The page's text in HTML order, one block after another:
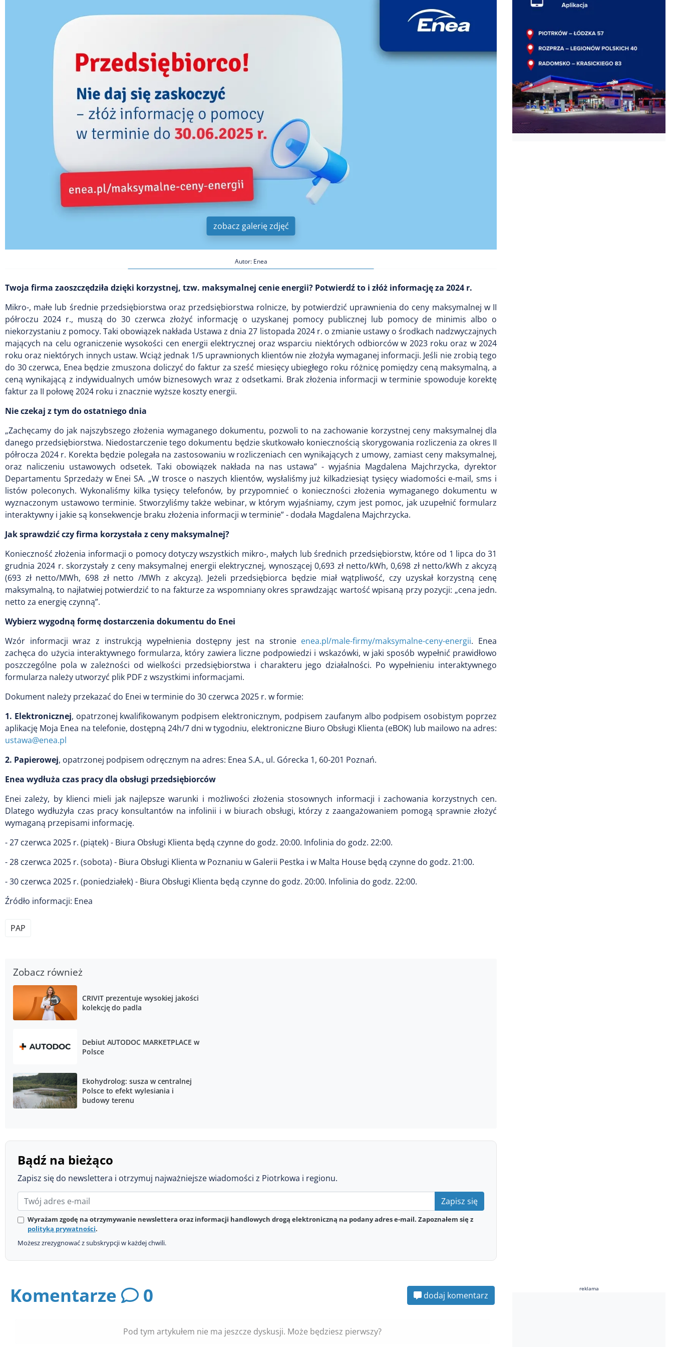
zobacz galerię zdjęć
Autor: Enea
Twoja firma zaoszczędziła dzięki korzystnej, tzw. maksymalnej cenie energii? Potwierdź to i złóż informację za 2024 r.
Mikro-, małe lub średnie przedsiębiorstwa oraz przedsiębiorstwa rolnicze, by potwierdzić uprawnienia do ceny maksymalnej w II
półroczu 2024 r., muszą do 30 czerwca złożyć informację o uzyskanej pomocy publicznej lub pomocy de minimis albo o
niekorzystaniu z pomocy. Taki obowiązek nakłada Ustawa z dnia 27 listopada 2024 r. o zmianie ustawy o środkach nadzwyczajnych
mających na celu ograniczenie wysokości cen energii elektrycznej oraz wsparciu niektórych odbiorców w 2023 roku oraz w 2024
roku oraz niektórych innych ustaw. Wciąż jednak 1/5 uprawnionych klientów nie złożyła wymaganej informacji. Jeśli nie zrobią tego
do 30 czerwca, Enea będzie zmuszona doliczyć do faktur za sześć miesięcy ubiegłego roku różnicę pomiędzy ceną maksymalną, a
ceną wynikającą z indywidualnych umów biznesowych wraz z odsetkami. Brak złożenia informacji w terminie spowoduje korektę
faktur za II połowę 2024 roku i znacznie wyższe koszty energii.
Nie czekaj z tym do ostatniego dnia
„Zachęcamy do jak najszybszego złożenia wymaganego dokumentu, pozwoli to na zachowanie korzystnej ceny maksymalnej dla
danego przedsiębiorstwa. Niedostarczenie tego dokumentu będzie skutkowało koniecznością skorygowania rozliczenia za okres II
półrocza 2024 r. Korekta będzie polegała na zastosowaniu w rozliczeniach cen wynikających z umowy, zamiast ceny maksymalnej,
oraz naliczeniu ustawowych odsetek. Taki obowiązek nakłada na nas ustawa” - wyjaśnia Magdalena Majchrzycka, dyrektor
Departamentu Sprzedaży w Enei SA. „W trosce o naszych klientów, wysłaliśmy już kilkadziesiąt tysięcy wiadomości e-mail, sms i
listów poleconych. Wykonaliśmy kilka tysięcy telefonów, by przypomnieć o konieczności złożenia wymaganego dokumentu w
wyznaczonym ustawowo terminie. Stworzyliśmy także webinar, w którym wyjaśniamy, czym jest pomoc, jak uzupełnić formularz
interaktywny i jakie są konsekwencje braku złożenia informacji w terminie” - dodała Magdalena Majchrzycka.
Jak sprawdzić czy firma korzystała z ceny maksymalnej?
Konieczność złożenia informacji o pomocy dotyczy wszystkich mikro-, małych lub średnich przedsiębiorstw, które od 1 lipca do 31
grudnia 2024 r. skorzystały z ceny maksymalnej energii elektrycznej, wynoszącej 0,693 zł netto/kWh, 0,698 zł netto/kWh z akcyzą
(693 zł netto/MWh, 698 zł netto /MWh z akcyzą). Jeżeli przedsiębiorca będzie miał wątpliwość, czy uzyskał korzystną cenę
maksymalną, to najłatwiej potwierdzić to na fakturze za wspomniany okres sprawdzając wartość wpisaną przy pozycji: „cena jedn.
netto za energię czynną”.
Wybierz wygodną formę dostarczenia dokumentu do Enei
Wzór informacji wraz z instrukcją wypełnienia dostępny jest na stronie enea.pl/male-firmy/maksymalne-ceny-energii. Enea
zachęca do użycia interaktywnego formularza, który zawiera liczne podpowiedzi i wskazówki, w jaki sposób wypełnić prawidłowo
poszczególne pola w zależności od wielkości przedsiębiorstwa i charakteru jego działalności. Po wypełnieniu interaktywnego
formularza należy utworzyć plik PDF z wszystkimi informacjami.
Dokument należy przekazać do Enei w terminie do 30 czerwca 2025 r. w formie:
1. Elektronicznej, opatrzonej kwalifikowanym podpisem elektronicznym, podpisem zaufanym albo podpisem osobistym poprzez
aplikację Moja Enea na telefonie, dostępną 24h/7 dni w tygodniu, elektroniczne Biuro Obsługi Klienta (eBOK) lub mailowo na adres:
ustawa@enea.pl
2. Papierowej, opatrzonej podpisem odręcznym na adres: Enea S.A., ul. Górecka 1, 60-201 Poznań.
Enea wydłuża czas pracy dla obsługi przedsiębiorców
Enei zależy, by klienci mieli jak najlepsze warunki i możliwości złożenia stosownych informacji i zachowania korzystnych cen.
Dlatego wydłużyła czas pracy konsultantów na infolinii i w biurach obsługi, którzy z zaangażowaniem pomogą sprawnie złożyć
wymaganą przepisami informację.
- 27 czerwca 2025 r. (piątek) - Biura Obsługi Klienta będą czynne do godz. 20:00. Infolinia do godz. 22:00.
- 28 czerwca 2025 r. (sobota) - Biura Obsługi Klienta w Poznaniu w Galerii Pestka i w Malta House będą czynne do godz. 21:00.
- 30 czerwca 2025 r. (poniedziałek) - Biura Obsługi Klienta będą czynne do godz. 20:00. Infolinia do godz. 22:00.
Źródło informacji: Enea
PAP
Zobacz również
CRIVIT prezentuje wysokiej jakości
kolekcję do padla
Debiut AUTODOC MARKETPLACE w
Polsce
Ekohydrolog: susza w centralnej
Polsce to efekt wylesiania i
budowy terenu
Bądź na bieżąco
Zapisz się do newslettera i otrzymuj najważniejsze wiadomości z Piotrkowa i regionu.
Zapisz się
Wyrażam zgodę na otrzymywanie newslettera oraz informacji handlowych drogą elektroniczną na podany adres e-mail. Zapoznałem się z
polityką prywatności.
Możesz zrezygnować z subskrypcji w każdej chwili.
Komentarze 0 dodaj komentarz
Pod tym artykułem nie ma jeszcze dyskusji. Może będziesz pierwszy?
reklama